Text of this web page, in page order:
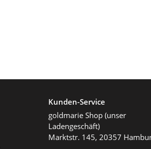
Kunden-Service
goldmarie Shop (unser
Ladengeschäft)
Marktstr. 145, 20357